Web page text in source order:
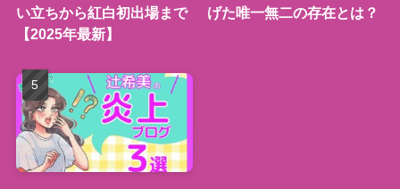
い立ちから紅白初出場まで
【2025年最新】
げた唯一無二の存在とは？